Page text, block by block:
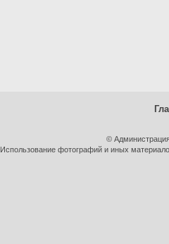
©
Использование фотографий и иных